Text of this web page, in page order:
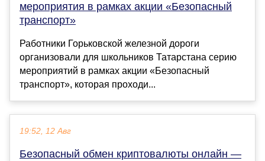
мероприятия в рамках акции «Безопасный
транспорт»
Работники Горьковской железной дороги
организовали для школьников Татарстана серию
мероприятий в рамках акции «Безопасный
транспорт», которая проходи...
19:52, 12 Авг
Безопасный обмен криптовалюты онлайн —